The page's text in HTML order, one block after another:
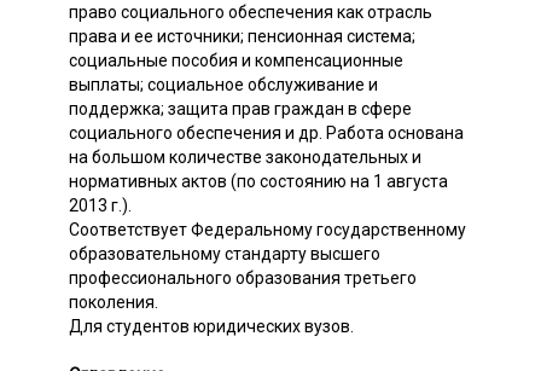
право социального обеспечения как отрасль
права и ее источники; пенсионная система;
социальные пособия и компенсационные
выплаты; социальное обслуживание и
поддержка; защита прав граждан в сфере
социального обеспечения и др. Работа основана
на большом количестве законодательных и
нормативных актов (по состоянию на 1 августа
2013 г.).
Соответствует Федеральному государственному
образовательному стандарту высшего
профессионального образования третьего
поколения.
Для студентов юридических вузов.